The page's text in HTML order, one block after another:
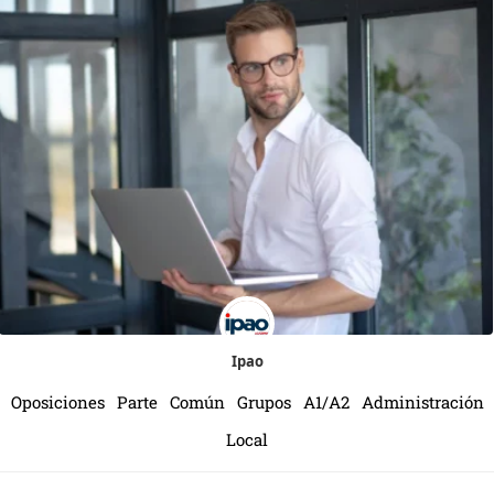
Ipao
Oposiciones Parte Común Grupos A1/A2 Administración
Local